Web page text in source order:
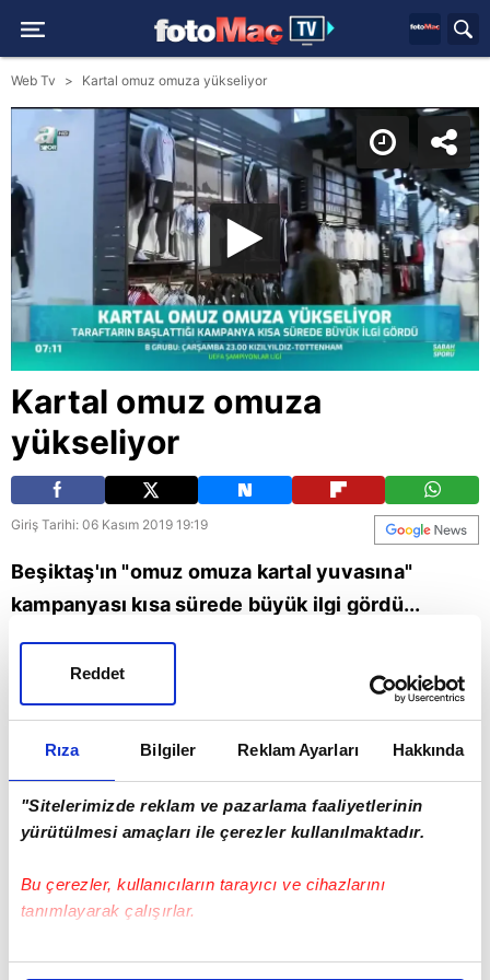
Rıza Bilgiler Reklam Ayarları Hakkında
"Sitelerimizde reklam ve pazarlama faaliyetlerinin
yürütülmesi amaçları ile çerezler kullanılmaktadır.
Bu çerezler, kullanıcıların tarayıcı ve cihazlarını
tanımlayarak çalışırlar.
Bu çerezlere izin vermeniz halinde sizlere özel
Reddet
Web Tv Kartal omuz omuza yükseliyor
Kartal omuz omuza
yükseliyor
Giriş Tarihi: 06 Kasım 2019 19:19
Beşiktaş'ın "omuz omuza kartal yuvasına"
kampanyası kısa sürede büyük ilgi gördü...
Mağazalardan iki haftada elde edilen cironun 40
milyon TL'ye ulaştığı öğrenildi...